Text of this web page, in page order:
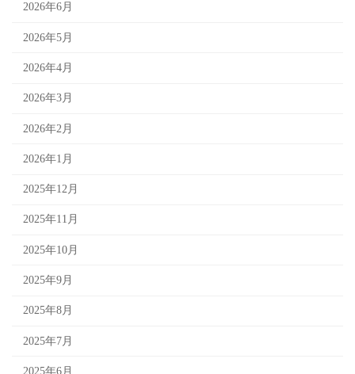
2026年6月
2026年5月
2026年4月
2026年3月
2026年2月
2026年1月
2025年12月
2025年11月
2025年10月
2025年9月
2025年8月
2025年7月
2025年6月